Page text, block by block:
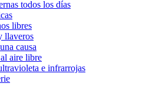
todos los días
libres
llaveros
causa
aire libre
e infrarrojas